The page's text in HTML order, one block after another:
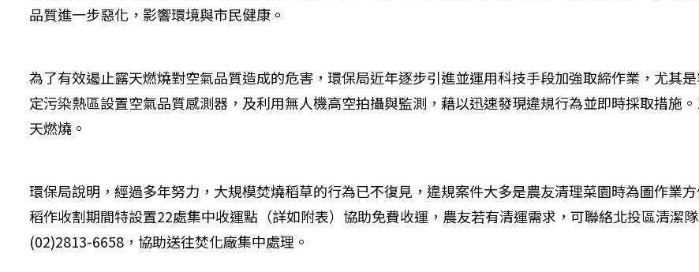
品質進一步惡化，影響環境與市民健康。
為了有效遏止露天燃燒對空氣品質造成的危害，環保局近年逐步引進並運用科技手段加強取締作業，尤其
定污染熱區設置空氣品質感測器，及利用無人機高空拍攝與監測，藉以迅速發現違規行為並即時採取措施
天燃燒。
環保局說明，經過多年努力，大規模焚燒稻草的行為已不復見，違規案件大多是農友清理菜園時為圖作業
稻作收割期間特設置22處集中收運點（詳如附表）協助免費收運，農友若有清運需求，可聯絡北投區清潔
(02)2813-6658，協助送往焚化廠集中處理。